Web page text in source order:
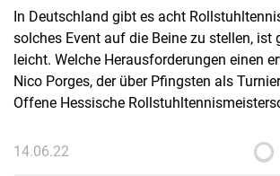
In Deutschland gibt es acht
solches Event auf die Beine zu stellen, ist
leicht. Welche Herausforderungen einen
Nico Porges, der über Pfingsten als
Offene Hessische
Herausforderungen und Inklusion im
14.06.22